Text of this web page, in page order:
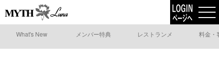
What's New メンバー特典
レストランメ
ニュー
料金・
報